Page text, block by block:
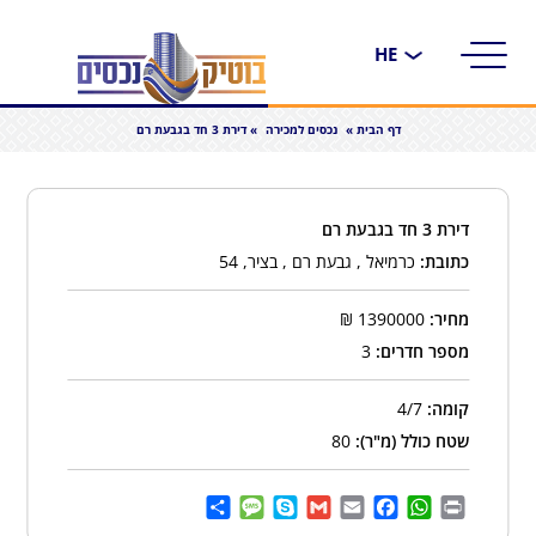
בחירת
דף הבית » נכסים למכירה »דירת 3 חד בגבעת רם
דירת 3 חד בגבעת רם
כתובת: כרמיאל , גבעת רם , בציר, 54
מחיר:
₪
מספר חדרים:
קומה:
שטח כולל (מ"ר):
Print
WhatsApp
Facebook
Email
Gmail
Skype
Message